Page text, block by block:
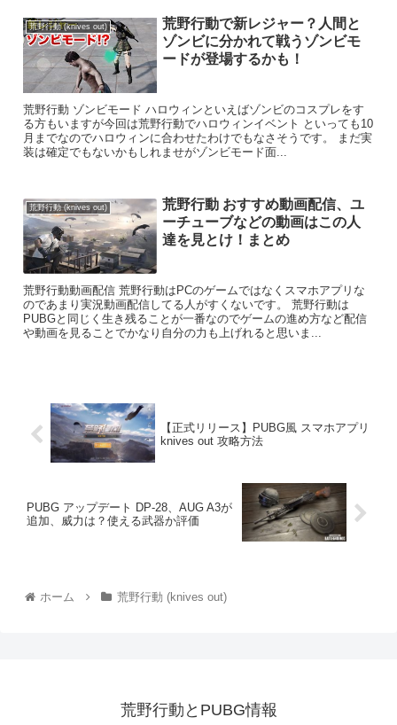
荒野行動 (knives out)
荒野行動で新レジャー？人間と
ゾンビに分かれて戦うゾンビモ
ードが登場するかも！
荒野行動 ゾンビモード ハロウィンといえばゾンビのコスプレをす
る方もいますが今回は荒野行動でハロウィンイベント といっても10
月までなのでハロウィンに合わせたわけでもなさそうです。 まだ実
装は確定でもないかもしれませがゾンビモード面...
荒野行動 (knives out)
荒野行動 おすすめ動画配信、ユ
ーチューブなどの動画はこの人
達を見とけ！まとめ
荒野行動動画配信 荒野行動はPCのゲームではなくスマホアプリな
のであまり実況動画配信してる人がすくないです。 荒野行動は
PUBGと同じく生き残ることが一番なのでゲームの進め方など配信
や動画を見ることでかなり自分の力も上げれると思いま...
【正式リリース】PUBG風 スマホアプリ
knives out 攻略方法
PUBG アップデート DP-28、AUG A3が
追加、威力は？使える武器か評価
ホーム 荒野行動 (knives out)
荒野行動とPUBG情報